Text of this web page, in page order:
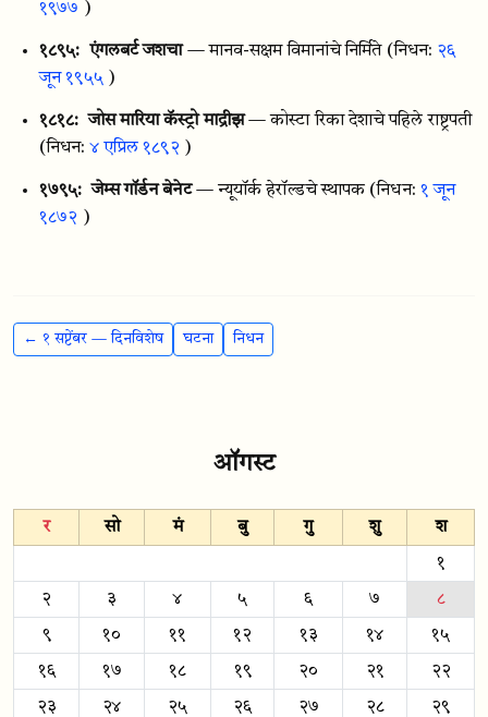
१९७७ )
१८९५: एंगलबर्ट जशचा — मानव-सक्षम विमानांचे निर्मिते (निधन: २६
जून १९५५ )
१८१८: जोस मारिया कॅस्ट्रो माद्रीझ — कोस्टा रिका देशाचे पहिले राष्ट्रपती
(निधन:४ एप्रिल १८९२ )
१७९५: जेम्स गॉर्डन बेनेट — न्यूयॉर्क हेरॉल्डचे स्थापक (निधन: १ जून
१८७२ )
← १ सप्टेंबर — दिनविशेष घटना निधन
ऑगस्ट
र सो मं बु गु शु श
१
२ ३ ४ ५ ६ ७ ८
९ १० ११ १२ १३ १४ १५
१६ १७ १८ १९ २० २१ २२
२३ २४ २५ २६ २७ २८ २९